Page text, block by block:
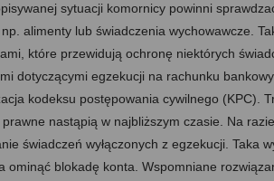
sytuacji komornicy powinni
alimenty lub świadczenia wychowawcze.
które przewidują ochronę niektórych
dotyczącymi egzekucji na rachunku
kodeksu postępowania cywilnego (KPC).
nastąpią w najbliższym czasie. Na
świadczeń wyłączonych z egzekucji. Taka
ominąć blokadę konta. Wspomniane